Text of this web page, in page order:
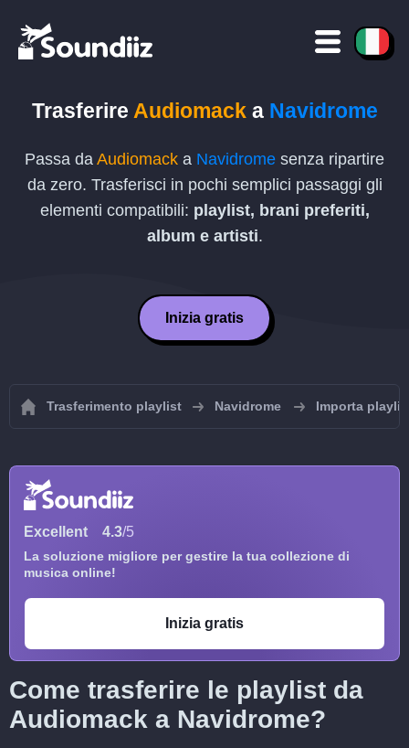
Trasferire Audiomacka Navidrome
Passa da Audiomack a Navidrome senza ripartire
da zero. Trasferisci in pochi semplici passaggi gli
elementi compatibili: playlist, brani preferiti,
album e artisti.
Inizia gratis
Trasferimento playlist Navidrome Importa
Excellent 4.3/5
La soluzione migliore per gestire la tua collezione di
musica online!
Inizia gratis
Come trasferire le playlist da
Audiomack a Navidrome?